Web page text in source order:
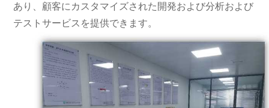
あり、顧客にカスタマイズされた開発および分析および
テストサービスを提供できます。